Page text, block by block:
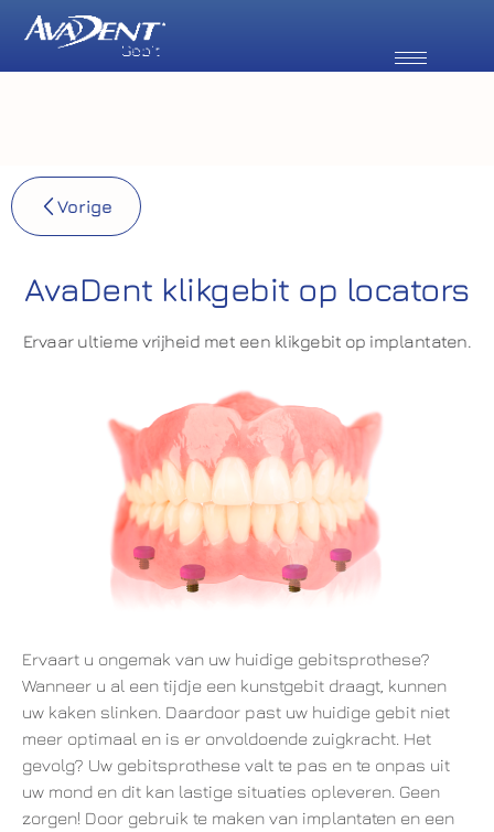
Vorige
AvaDent klikgebit op locators
Ervaar ultieme vrijheid met een klikgebit op implantaten.
Ervaart u ongemak van uw huidige gebitsprothese?
Wanneer u al een tijdje een kunstgebit draagt, kunnen
uw kaken slinken. Daardoor past uw huidige gebit niet
meer optimaal en is er onvoldoende zuigkracht. Het
gevolg? Uw gebitsprothese valt te pas en te onpas uit
uw mond en dit kan lastige situaties opleveren. Geen
zorgen! Door gebruik te maken van implantaten en een